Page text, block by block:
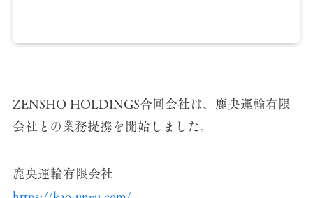
ZENSHO HOLDINGS合同会社は、鹿央運輸有限
会社との業務提携を開始しました。
鹿央運輸有限会社